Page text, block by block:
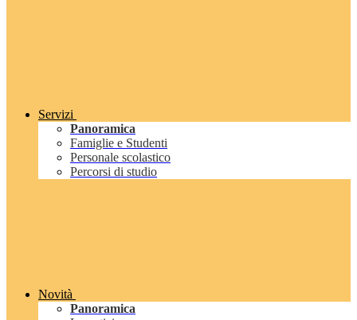
Servizi
Panoramica
Famiglie e Studenti
Personale scolastico
Percorsi di studio
Novità
Panoramica